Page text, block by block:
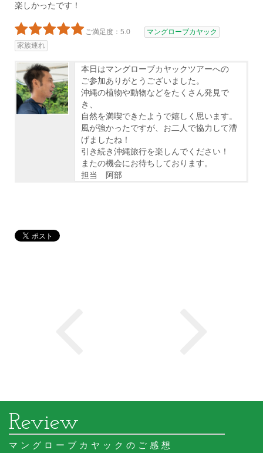
楽しかったです！
ご満足度：5.0
マングローブカヤック
家族連れ
本日はマングローブカヤックツアーへの
ご参加ありがとうございました。
沖縄の植物や動物などをたくさん発見で
き、
自然を満喫できたようで嬉しく思います。
風が強かったですが、お二人で協力して漕
げましたね！
引き続き沖縄旅行を楽しんでください！
またの機会にお待ちしております。
担当 阿部
マングローブカヤックのご感想